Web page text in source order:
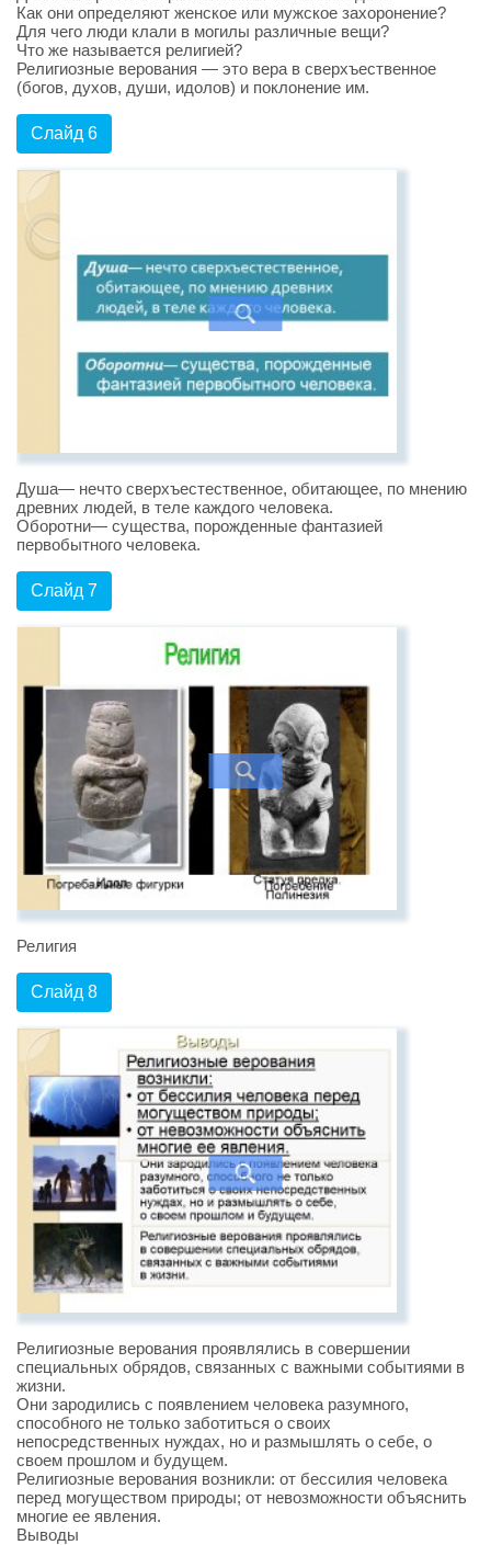
Как они определяют женское или мужское захоронение?
Для чего люди клали в могилы различные вещи?
Что же называется религией?
Религиозные верования — это вера в сверхъественное
(богов, духов, души, идолов) и поклонение им.
Слайд 6
Душа— нечто сверхъестественное, обитающее, по мнению
древних людей, в теле каждого человека.
Оборотни— существа, порожденные фантазией
первобытного человека.
Слайд 7
Религия
Слайд 8
Религиозные верования проявлялись в совершении
специальных обрядов, связанных с важными событиями в
жизни.
Они зародились с появлением человека разумного,
способного не только заботиться о своих
непосредственных нуждах, но и размышлять о себе, о
своем прошлом и будущем.
Религиозные верования возникли: от бессилия человека
перед могуществом природы; от невозможности объяснить
многие ее явления.
Выводы